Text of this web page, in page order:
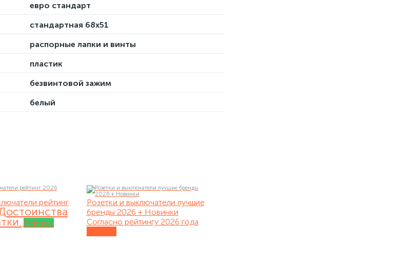
евро стандарт
стандартная 68х51
распорные лапки и винты
пластик
безвинтовой зажим
белый
рейтинг
Рейтинг
Розетки и выключатели лучшие
бренды 2026 + Новинки
Согласно рейтингу 2026 года